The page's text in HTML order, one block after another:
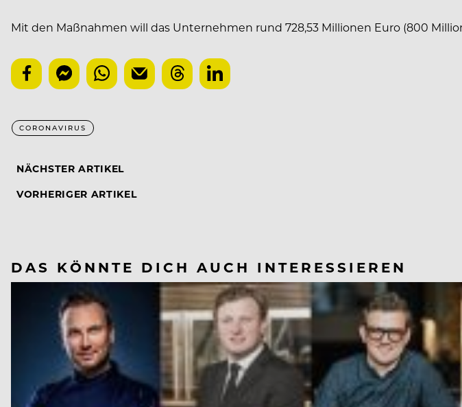
Mit den Maßnahmen will das Unternehmen rund 728,53 Millionen Euro (800
CORONAVIRUS
NÄCHSTER ARTIKEL
VORHERIGER ARTIKEL
DAS KÖNNTE DICH AUCH INTERESSIEREN